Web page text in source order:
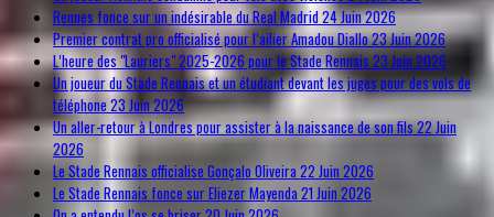
Rennes fonce sur un indésirable du Real Madrid24 Juin 2026
Premier contrat pro officialisé pour l’ailier Amadou Diallo23 Juin 2026
L’heure des "Lauriers" 2025-2026 pour le Stade Rennais23 Juin 2026
Un joueur du Stade Rennais et un étudiant devant les juges pour des vols de
téléphone23 Juin 2026
Un aller-retour à Londres pour assister à la naissance de son fils22 Juin
2026
Le Stade Rennais officialise Gonçalo Oliveira 22 Juin 2026
Le Stade Rennais fonce sur Eliezer Mayenda 21 Juin 2026